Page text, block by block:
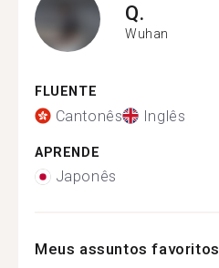
Q.
Wuhan
FLUENTE
Cantonês Inglês
APRENDE
Japonês
Meus assuntos favoritos